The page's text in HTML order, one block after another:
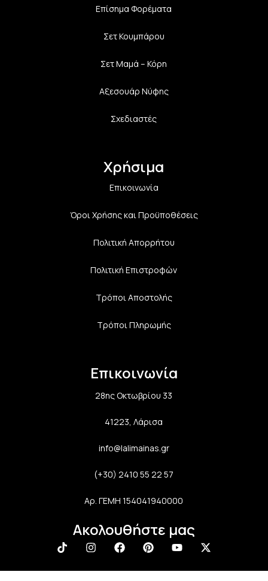
Επίσημα Φορέματα
Σετ Κουμπάρου
Σετ Μαμά – Κόρη
Αξεσουάρ Νύφης
Σχεδιαστές
Χρήσιμα
Επικοινωνία
Όροι Χρήσης και Προϋποθέσεις
Πολιτική Aπορρήτου
Πολιτική Επιστροφών
Τρόποι Αποστολής
Τρόποι Πληρωμής
Επικοινωνία
28ης Οκτωβρίου 33
41223, Λάρισα
info@lalimainas.gr
(+30) 2410 55 22 57
Αρ. ΓΕΜΗ 154041940000
Ακολουθήστε μας